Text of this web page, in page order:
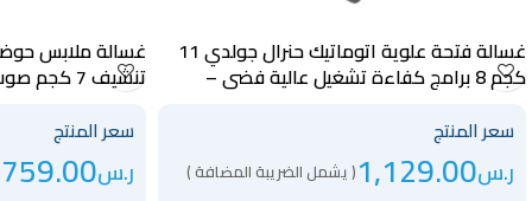
غسالة فتحة علوية اتوماتيك حنرال جولدي 11
كجم 8 برامج كفاءة تشغيل عالية فضي –
GGWMTL11S2
سعر المنتج
ر.س1,129.00( يشمل الضريبة المضافة )
تنشيف 7
GGWMTT12WB
سعر المنتج
ر.س759.00